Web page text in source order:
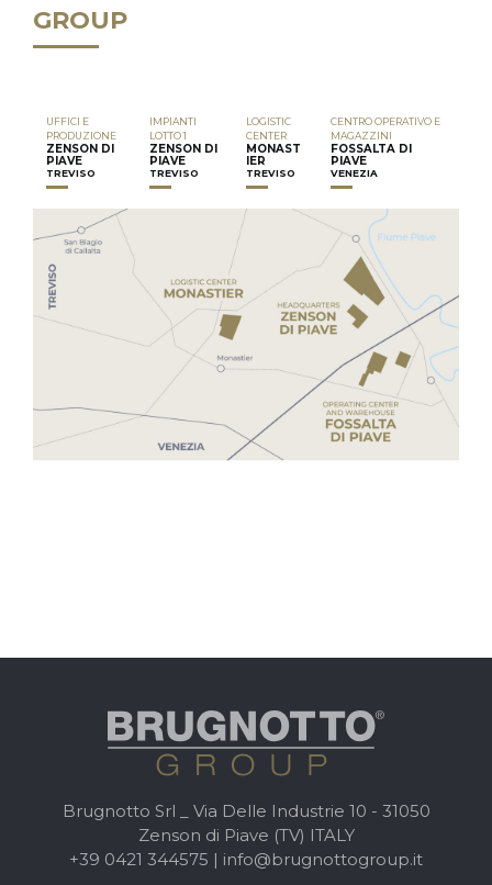
GROUP
UFFICI E
PRODUZIONE
ZENSON DI
PIAVE
TREVISO
IMPIANTI
LOTTO 1
ZENSON DI
PIAVE
TREVISO
LOGISTIC
CENTER
MONAST
IER
TREVISO
CENTRO OPERATIVO E
MAGAZZINI
FOSSALTA DI
PIAVE
VENEZIA
Brugnotto Srl _ Via Delle Industrie 10 - 31050
Zenson di Piave (TV) ITALY